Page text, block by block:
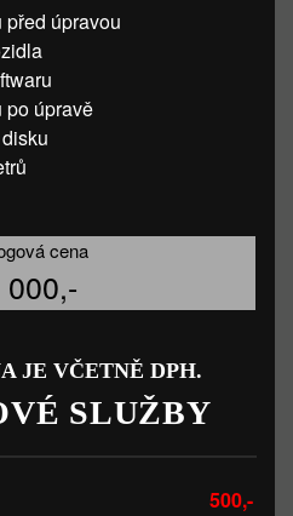
před úpravou
po úpravě
cena
000,-
JE VČETNĚ DPH.
SLUŽBY
500,-